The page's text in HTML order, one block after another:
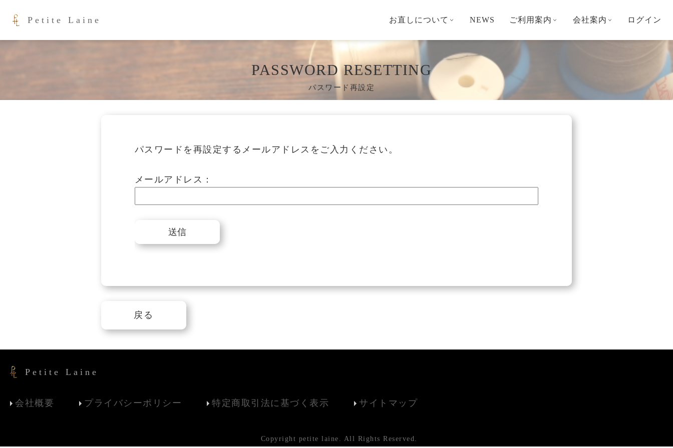
Petite Laine お直しについて ∨ NEWS ご利用案内 ∨ 会社案内 ∨ ログイン
お直し内容
見積り依頼
会社概要
会員情報
PASSWORD RESETTING
パスワード再設定
パスワードを再設定するメールアドレスをご入力ください。
メールアドレス：
送信
戻る
Petite Laine
会社概要 プライバシーポリシー 特定商取引法に基づく表示 サイトマップ
Copyright petite laine. All Rights Reserved.